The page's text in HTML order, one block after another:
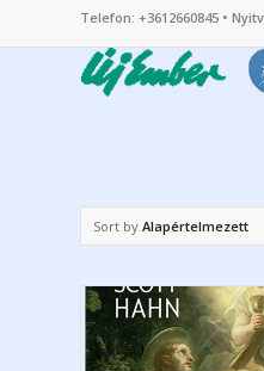
Telefon: +3612660845 •
Sort by Alapértelmezett